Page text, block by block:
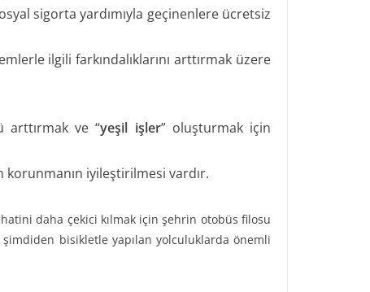
sigorta yardımıyla geçinenlere ücretsiz
ilgili farkındalıklarını arttırmak üzere
arttırmak ve “yeşil işler” oluşturmak için
korunmanın iyileştirilmesi vardır.
daha çekici kılmak için şehrin otobüs filosu
şimdiden bisikletle yapılan yolculuklarda önemli